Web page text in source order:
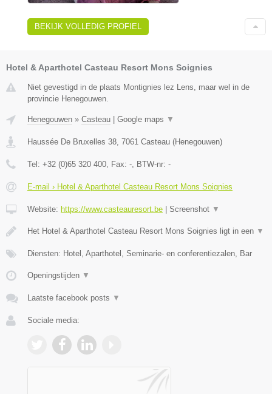
BEKIJK VOLLEDIG PROFIEL
Hotel & Aparthotel Casteau Resort Mons Soignies
Niet gevestigd in de plaats Montignies lez Lens, maar wel in de
provincie Henegouwen.
Henegouwen » Casteau | Google maps ▼
Haussée De Bruxelles 38 7061 Casteau (Henegouwen)
Tel: +32 (0)65 320 400 , Fax: - , BTW-nr: -
E-mail › Hotel & Aparthotel Casteau Resort Mons Soignies
Website: https://www.casteauresort.be | Screenshot ▼
Het Hotel & Aparthotel Casteau Resort Mons Soignies ligt in een ▼
Diensten: Hotel, Aparthotel, Seminarie- en conferentiezalen, Bar
Openingstijden ▼
Laatste facebook posts ▼
Sociale media: